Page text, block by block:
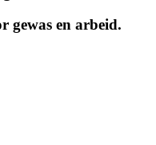
gewas en arbeid.